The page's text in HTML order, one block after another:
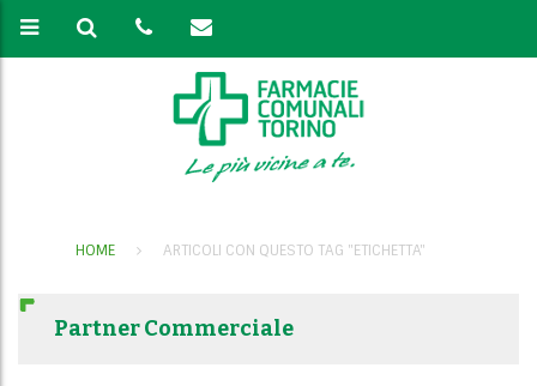
HOME ARTICOLI CON QUESTO TAG "ETICHETTA"
Partner Commerciale